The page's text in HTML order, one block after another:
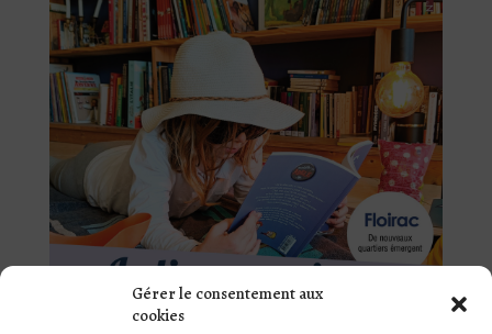
Gérer le consentement aux
cookies